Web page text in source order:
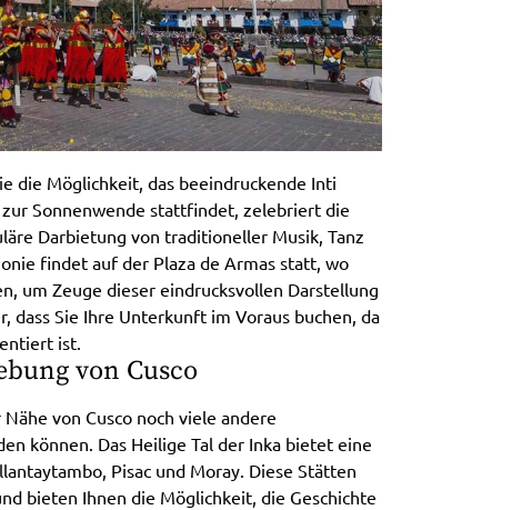
die Möglichkeit, das beeindruckende Inti
Sonnenwende stattfindet, zelebriert die
Darbietung von traditioneller Musik, Tanz
findet auf der Plaza de Armas statt, wo
um Zeuge dieser eindrucksvollen Darstellung
dass Sie Ihre Unterkunft im Voraus buchen, da
ist.
von Cusco
von Cusco noch viele andere
können. Das Heilige Tal der Inka bietet eine
Pisac und Moray. Diese Stätten
bieten Ihnen die Möglichkeit, die Geschichte